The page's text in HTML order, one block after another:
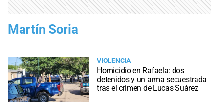
Martín Soria
VIOLENCIA
Homicidio en Rafaela: dos
detenidos y un arma secuestrada
tras el crimen de Lucas Suárez